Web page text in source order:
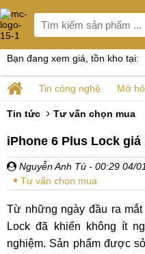
Bạn đang xem giá, tồn kho tại:
Tin công nghệ Mở
Tin tức Tư vấn chọn mua
iPhone 6 Plus Lock giá
Nguyễn Anh Tú - 00:29 04/
Tư vấn chọn mua
Từ những ngày đầu ra
Lock đã khiến không ít
nghiệm. Sản phẩm được